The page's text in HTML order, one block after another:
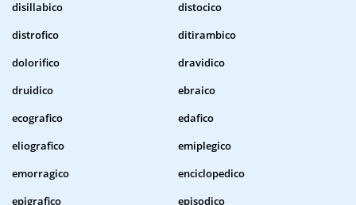
disillabico
distocico
distrofico
ditirambico
dolorifico
dravidico
druidico
ebraico
ecografico
edafico
eliografico
emiplegico
emorragico
enciclopedico
epigrafico
episodico